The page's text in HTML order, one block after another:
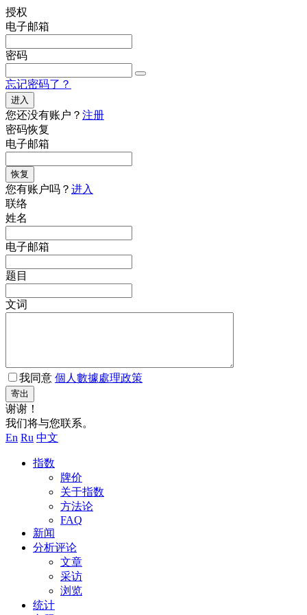
授权
电子邮箱
密码
忘记密码了？
进入
您还没有账户？ 注册
密码恢复
电子邮箱
恢复
您有账户吗？ 进入
联络
姓名
电子邮箱
题目
文词
我同意 個人數據處理政策
寄出
谢谢！
我们将与您联系。
En Ru 中文
指数
牌价
关于指数
方法论
FAQ
新闻
分析评论
文章
采访
浏览
统计